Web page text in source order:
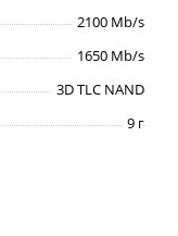
2100 Mb/s
1650 Mb/s
3D TLC NAND
9 г